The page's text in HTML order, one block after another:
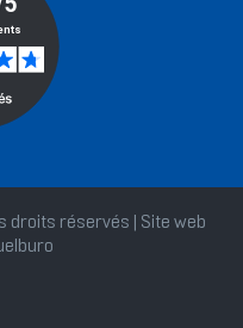
droits réservés | Site web